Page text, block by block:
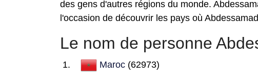
des gens d'autres régions du monde.
l'occasion de découvrir les pays où
Le nom de personne
Maroc (62973)